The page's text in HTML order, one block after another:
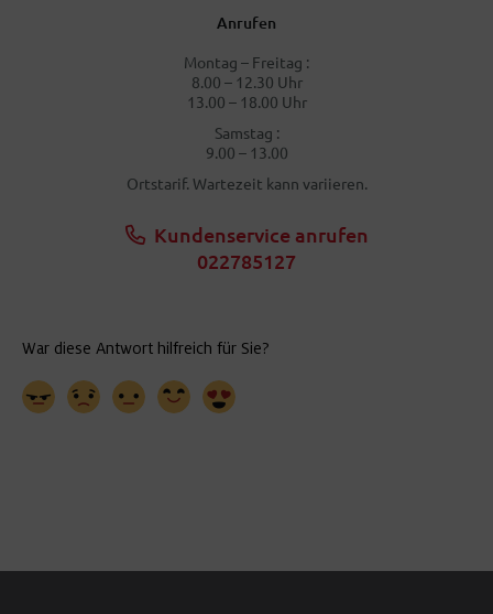
Anrufen
Montag – Freitag :
8.00 – 12.30 Uhr
13.00 – 18.00 Uhr
Samstag :
9.00 – 13.00
Ortstarif. Wartezeit kann variieren.
Kundenservice anrufen
022785127